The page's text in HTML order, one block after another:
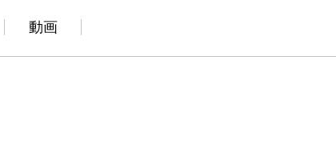
動画
２００アイテムも取り揃え